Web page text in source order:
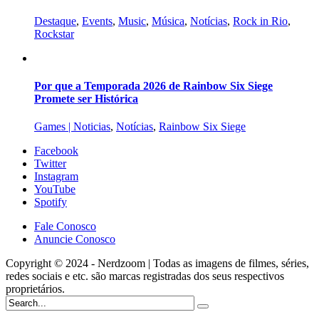
Destaque, Events, Music, Música, Notícias, Rock in Rio,
Rockstar
Por que a Temporada 2026 de Rainbow Six Siege
Promete ser Histórica
Games | Noticias, Notícias, Rainbow Six Siege
Facebook
Twitter
Instagram
YouTube
Spotify
Fale Conosco
Anuncie Conosco
Copyright © 2024 - Nerdzoom | Todas as imagens de filmes, séries,
redes sociais e etc. são marcas registradas dos seus respectivos
proprietários.